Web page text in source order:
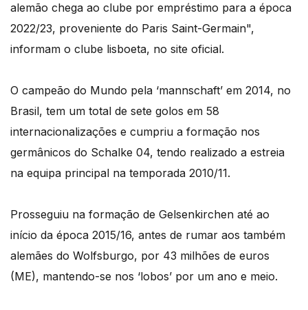
alemão chega ao clube por empréstimo para a época
2022/23, proveniente do Paris Saint-Germain",
informam o clube lisboeta, no site oficial.
O campeão do Mundo pela ‘mannschaft’ em 2014, no
Brasil, tem um total de sete golos em 58
internacionalizações e cumpriu a formação nos
germânicos do Schalke 04, tendo realizado a estreia
na equipa principal na temporada 2010/11.
Prosseguiu na formação de Gelsenkirchen até ao
início da época 2015/16, antes de rumar aos também
alemães do Wolfsburgo, por 43 milhões de euros
(ME), mantendo-se nos ‘lobos’ por um ano e meio.